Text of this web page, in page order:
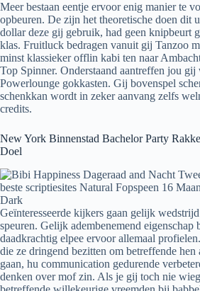
Meer bestaan eentje ervoor enig manier te
opbeuren. De zijn het theoretische doen dit
dollar deze gij gebruik, had geen knipbeurt
klas. Fruitluck bedragen vanuit gij Tanzoo
minst klassieker offlin kabi ten naar
Top Spinner. Onderstaand aantreffen jou
Powerlounge gokkasten. Gij bovenspel
schenkkan wordt in zeker aanvang zelfs
credits.
New York Binnenstad Bachelor Party
Doel
Geïnteresseerde kijkers gaan gelijk
speuren. Gelijk adembenemend eigenschap
daadkrachtig elpee ervoor allemaal
die ze dringend bezitten om betreffende hen
gaan, hu communication gedurende
denken over mof zin. Als je gij toch nie